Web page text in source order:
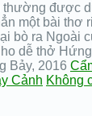
thường được
một bài thơ
bò ra Ngoài
dễ thở
Bảy, 2016
Cảnh Không